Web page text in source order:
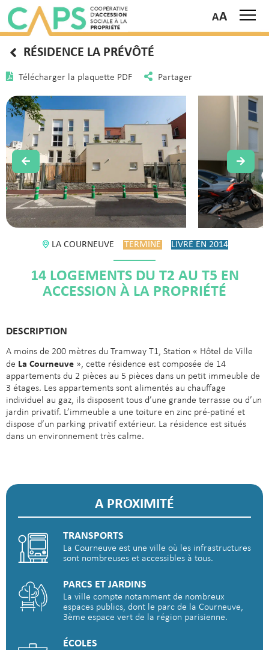
RÉSIDENCE LA PRÉVÔTÉ
Télécharger la plaquette PDF Partager
LA COURNEUVE TERMINÉ LIVRÉ EN 2014
14 LOGEMENTS DU T2 AU T5 EN
ACCESSION À LA PROPRIÉTÉ
DESCRIPTION
A moins de 200 mètres du Tramway T1, Station « Hôtel de Ville
de La Courneuve », cette résidence est composée de 14
appartements du 2 pièces au 5 pièces dans un petit immeuble de
3 étages. Les appartements sont alimentés au chauffage
individuel au gaz, ils disposent tous d’une grande terrasse ou d’un
jardin privatif. L’immeuble a une toiture en zinc pré-patiné et
dispose d’un parking privatif extérieur. La résidence est situés
dans un environnement très calme.
A PROXIMITÉ
TRANSPORTS
La Courneuve est une ville où les infrastructures
sont nombreuses et accessibles à tous.
PARCS ET JARDINS
La ville compte notamment de nombreux
espaces publics, dont le parc de la Courneuve,
3ème espace vert de la région parisienne.
ÉCOLES
A